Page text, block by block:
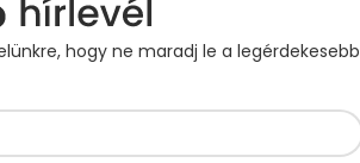
hogy ne maradj le a legérdekesebb